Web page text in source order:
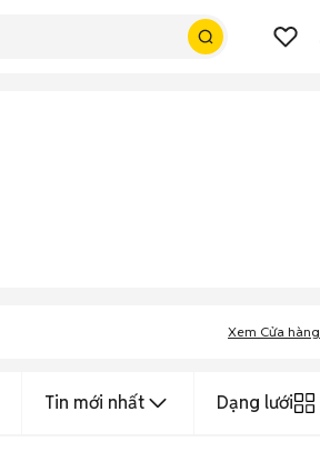
Xem Cửa hàng
Tin mới nhất Dạng lưới